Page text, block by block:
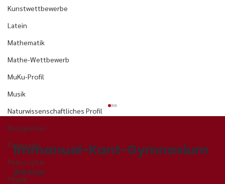
Kunstwettbewerbe
Latein
Mathematik
Mathe-Wettbewerb
MuKu-Profil
Musik
Naturwissenschaftliches Profil
Neuigkeiten
Pädagogik
Philosophie
Physik
Immanuel-Kant-Gymnasium
Adresse